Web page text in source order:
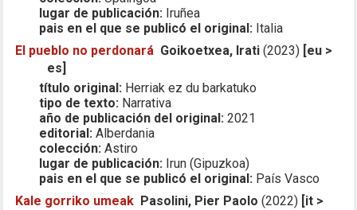
lugar de publicación: Iruñea
pais en el que se publicó el original: Italia
El pueblo no perdonará Goikoetxea, Irati (2023) [eu >
es]
título original: Herriak ez du barkatuko
tipo de texto: Narrativa
año de publicación del original: 2021
editorial: Alberdania
colección: Astiro
lugar de publicación: Irun (Gipuzkoa)
pais en el que se publicó el original: País Vasco
Kale gorriko umeak Pasolini, Pier Paolo (2022) [it >